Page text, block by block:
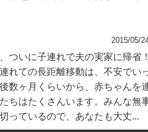
2015/05/
ついに子連れで夫の実家に帰省
れての長距離移動は、不安でい
数ヶ月くらいから、赤ちゃんを
ちはたくさんいます。みんな無
っているので、あなたも大丈...